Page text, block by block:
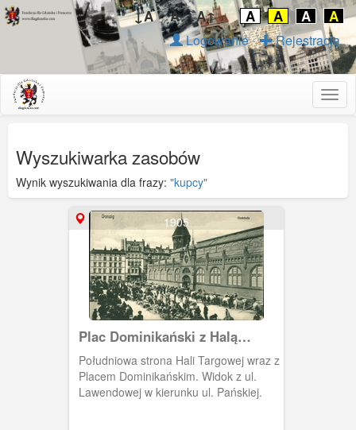
↓A A A↑ A A A A
Logowanie Rejestracja
Wyszukiwarka zasobów
Wynik wyszukiwania dla frazy: "kupcy"
1905
Plac Dominikański z Halą
Targową
Południowa strona Hali Targowej wraz z
Placem Dominikańskim. Widok z ul.
Lawendowej w kierunku ul. Pańskiej.